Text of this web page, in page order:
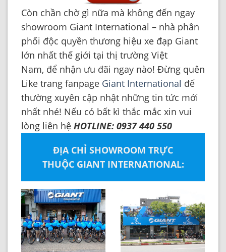
Còn chần chờ gì nữa mà không đến ngay
showroom Giant International – nhà phân
phối độc quyền thương hiệu xe đạp Giant
lớn nhất thế giới tại thị trường Việt
Nam, để nhận ưu đãi ngay nào! Đừng quên
Like trang fanpage Giant International để
thường xuyên cập nhật những tin tức mới
nhất nhé! Nếu có bất kì thắc mắc xin vui
lòng liên hệ HOTLINE: 0937 440 550
ĐỊA CHỈ SHOWROOM TRỰC
THUỘC GIANT INTERNATIONAL: